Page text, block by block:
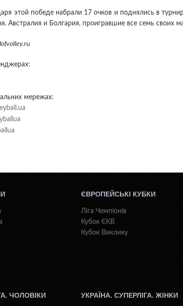
этой победе набрали 17 очков и поднялись в
Австралия и Болгария, проигравшие все семь своих
мережах:
ЄВРОПЕЙСЬКІ КУБКИ
Ліга Чемпіонів
Кубок ЄКВ
Кубок Виклику
ЧОЛОВІКИ УКРАЇНА. СУПЕРЛІГА. ЖІНКИ